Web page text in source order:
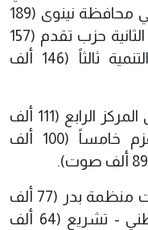
الكردستاني على عدد الأصوات في محافظة نينوى (189
ألف صوت)، فيما جاء في المرتبة الثانية حزب تقدم (157
ألف صوت)، وائتلاف الإعمار والتنمية ثالثاً (146 ألف
وحصلت قائمة نينوى لأهلها على المركز الرابع (111 ألف
صوت)، وتحالف عزم العراق/ عزم خامساً (100 ألف
أما في المرتبة السابعة فقد جاءت منظمة بدر (77 ألف
صوت)، وثامناً تحالف سيادة الوطني - تشريع (64 ألف